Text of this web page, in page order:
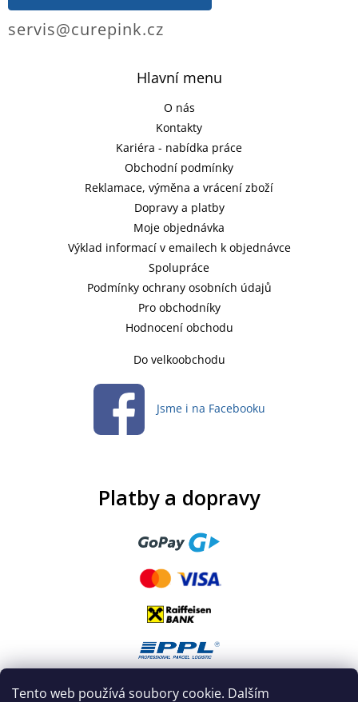
Tento web používá soubory cookie. Dalším
Hlavní menu
O nás
Kontakty
Kariéra - nabídka práce
Obchodní podmínky
Reklamace, výměna a vrácení zboží
Dopravy a platby
Moje objednávka
Výklad informací v emailech k objednávce
Spolupráce
Podmínky ochrany osobních údajů
Pro obchodníky
Hodnocení obchodu
Do velkoobchodu
Jsme i na Facebooku
servis@curepink.cz
Platby a dopravy